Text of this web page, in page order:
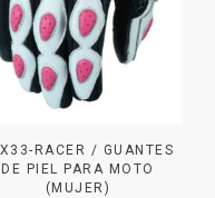
RACER / GUANTES
DE PIEL PARA MOTO
(MUJER)